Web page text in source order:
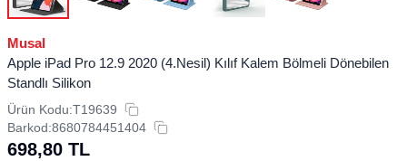
Musal
Apple iPad Pro 12.9 2020 (4.Nesil) Kılıf Kalem Bölmeli Dönebilen
Standlı Silikon
Ürün Kodu:T19639
Barkod:8680784451404
698,80 TL